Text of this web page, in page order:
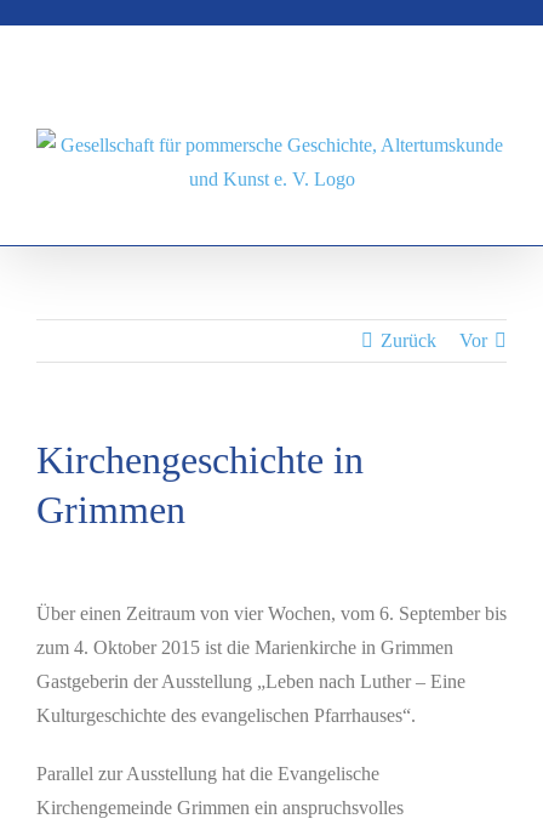
Zurück Vor
Kirchengeschichte in
Grimmen
grösseres
Bild
Über einen Zeitraum von vier Wochen, vom 6. September bis
zum 4. Oktober 2015 ist die Marienkirche in Grimmen
Gastgeberin der Ausstellung „Leben nach Luther – Eine
Kulturgeschichte des evangelischen Pfarrhauses“.
Parallel zur Ausstellung hat die Evangelische
Kirchengemeinde Grimmen ein anspruchsvolles